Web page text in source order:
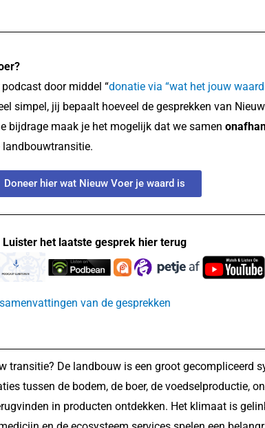
door middel “donatie via “wat het jouw
simpel, jij bepaalt hoeveel de gesprekken van
bijdrage maak je het mogelijk dat we samen
landbouwtransitie.
Doneer hier wat Nieuw Voer je waard is
Luister het laatste gesprek hier terug
van de gesprekken
transitie? De landbouw is een groot gecompliceerd
tussen de bodem, de boer, de voedselproductie,
in producten ontdekken. Het klimaat is